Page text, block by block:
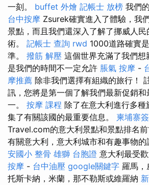
一刻。 buffet 外燴 記帳士 放榜 我們
台中按摩 Zsurek確實進入了體驗，我
景點，而且我們還深入了解了挪威人
術。 記帳士 查詢 rwd 1000道路確實
準。 撥筋 解壓 這個世界充滿了我們想
是我們的時間不一定允許 脹氣 按摩 -
摩推薦 除非我們選擇有組織的旅行！
訊，您將是第一個了解我們最新促銷
一。 按摩 課程 除了在意大利進行多
集了有關該國的最重要信息。 柬埔寨
Travel.com的意大利景點和景點排名
有關意大利，意大利城市和有趣事物的
安國小 整骨 雄獅 台胞證 意大利最受
按摩 - 台中油壓 google關鍵字 羅馬，
托斯卡納，米蘭，那不勒斯或維羅納